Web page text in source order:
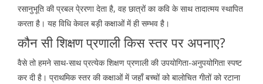
रसानुभूति की प्रबल पे्ररणा देता है, वह छात्रों का कवि के साथ तादात्मय स्थापित
करता है। यह विधि केवल बड़ी कक्षाओं में ही सम्भव है।
कौन सी शिक्षण प्रणाली किस स्तर पर अपनाए?
वैसे तो हमने साथ-साथ प्रत्येक शिक्षण प्रणाली की उपयोगिता-अनुपयोगिता स्पष्ट
कर दी है। प्राथमिक स्तर की कक्षाओं में जहाँ बच्चों को बालोचित गीतों को रटाना